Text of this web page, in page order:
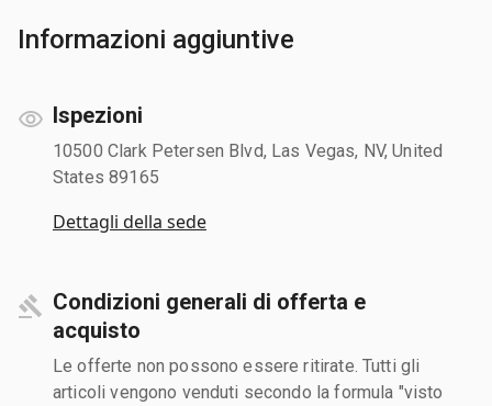
Informazioni aggiuntive
Ispezioni
10500 Clark Petersen Blvd, Las Vegas, NV, United
States 89165
Dettagli della sede
Condizioni generali di offerta e
acquisto
Le offerte non possono essere ritirate. Tutti gli
articoli vengono venduti secondo la formula "visto